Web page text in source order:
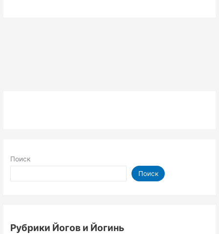
Поиск
Поиск
Рубрики Йогов и Йогинь